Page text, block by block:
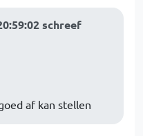
schreef
af kan stellen